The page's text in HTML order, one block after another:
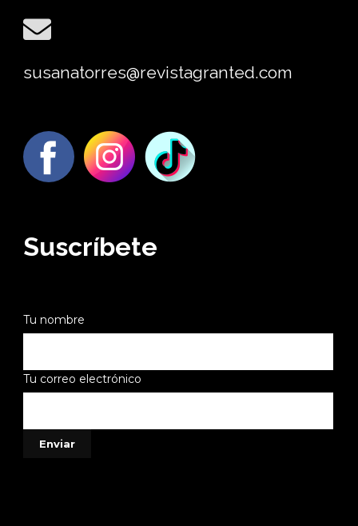
susanatorres@revistagranted.com
Suscríbete
Tu nombre
Tu correo electrónico